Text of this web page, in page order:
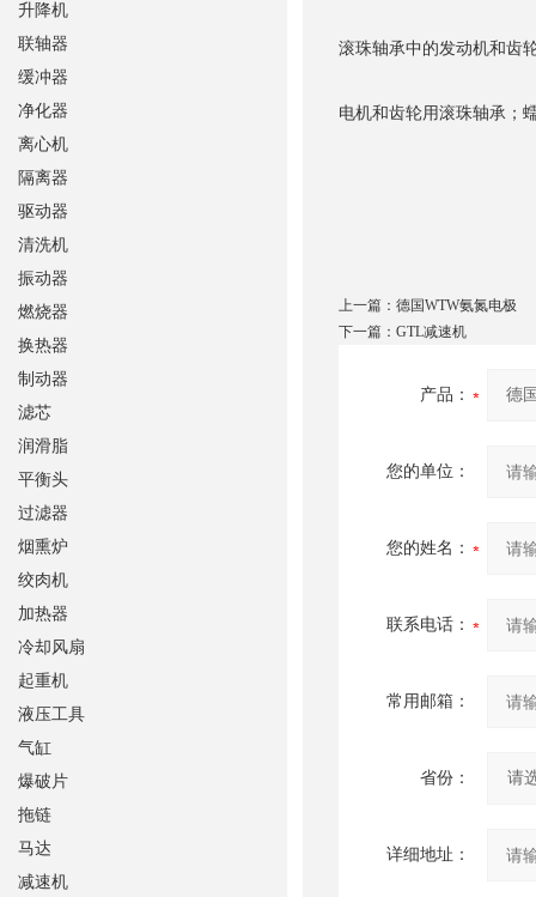
滚珠轴承中的发动机和齿
电机和齿轮用滚珠轴承；
上一篇： 德国WTW氨氮电极
下一篇： GTL减速机
产品：
您的单位：
您的姓名：
联系电话：
常用邮箱：
省份：
详细地址：
升降机
联轴器
缓冲器
净化器
离心机
隔离器
驱动器
清洗机
振动器
燃烧器
换热器
制动器
滤芯
润滑脂
平衡头
过滤器
烟熏炉
绞肉机
加热器
冷却风扇
起重机
液压工具
气缸
爆破片
拖链
马达
减速机